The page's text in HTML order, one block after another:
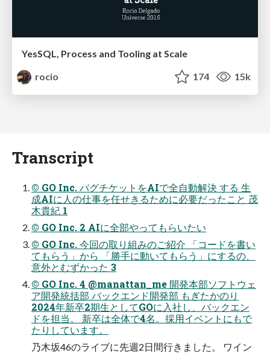
YesSQL, Process and Tooling at Scale
rocio
174 15k
Transcript
© GO Inc. バグチケットをAIで全自動解決 する 生
成AIに人の仕事を任せきるために必要だったこと 茂
木貴紀 1
© GO Inc. 2 AIに全部やってもらいたい
© GO Inc. 今回の取り組みのご紹介 「コードを書い
てもらう」から 「勝手に動いてもらう」にするの、
意外とむずかった 3
© GO Inc. 4 @manattan_me 開発本部ソフトウェ
ア開発統括部 バックエンド開発部 もぎたかのり
2024年新卒2期生としてGOに入社し、バックエン
ドを担当。 新卒は全体で4名。採用イベントにもで
たりしています。
乃木坂46のライブに先週2日間行きました。 ワイン